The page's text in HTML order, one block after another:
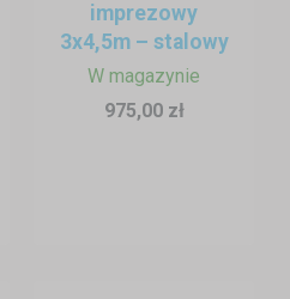
imprezowy
3x4,5m – stalowy
W magazynie
975,00 zł